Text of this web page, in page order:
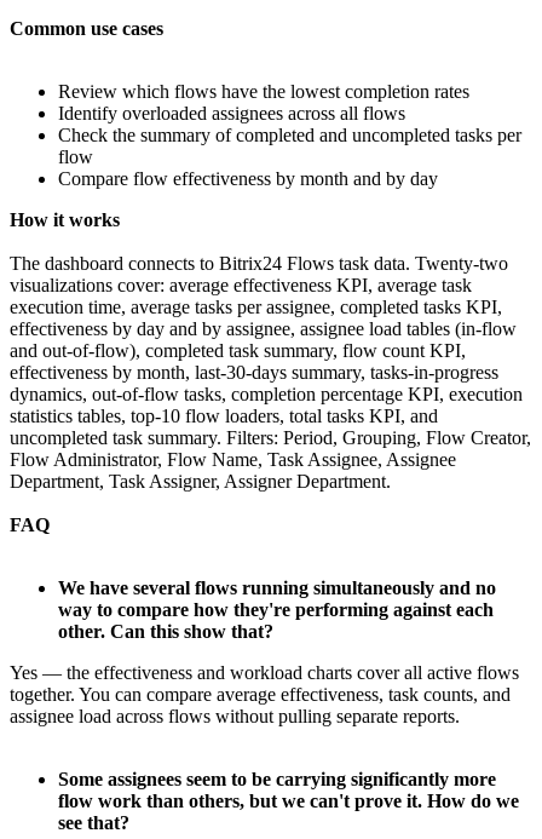
Common use cases
Review which flows have the lowest completion rates
Identify overloaded assignees across all flows
Check the summary of completed and uncompleted tasks per
flow
Compare flow effectiveness by month and by day
How it works
The dashboard connects to Bitrix24 Flows task data. Twenty-two
visualizations cover: average effectiveness KPI, average task
execution time, average tasks per assignee, completed tasks KPI,
effectiveness by day and by assignee, assignee load tables (in-flow
and out-of-flow), completed task summary, flow count KPI,
effectiveness by month, last-30-days summary, tasks-in-progress
dynamics, out-of-flow tasks, completion percentage KPI, execution
statistics tables, top-10 flow loaders, total tasks KPI, and
uncompleted task summary. Filters: Period, Grouping, Flow Creator,
Flow Administrator, Flow Name, Task Assignee, Assignee
Department, Task Assigner, Assigner Department.
FAQ
We have several flows running simultaneously and no
way to compare how they're performing against each
other. Can this show that?
Yes — the effectiveness and workload charts cover all active flows
together. You can compare average effectiveness, task counts, and
assignee load across flows without pulling separate reports.
Some assignees seem to be carrying significantly more
flow work than others, but we can't prove it. How do we
see that?